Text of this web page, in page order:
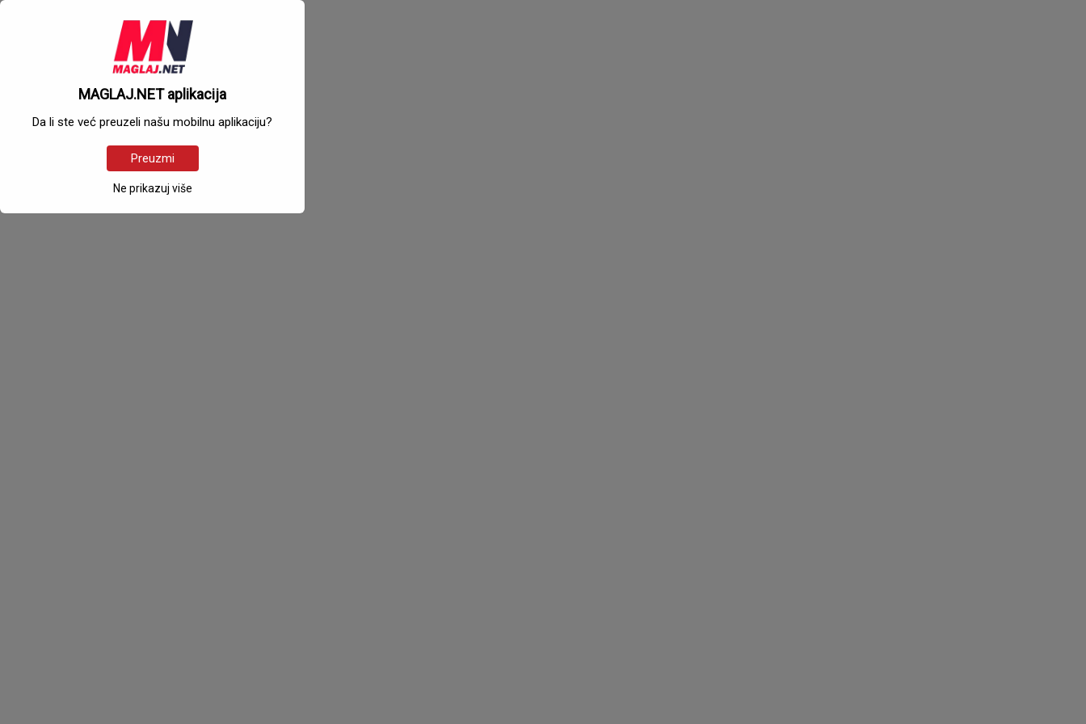
MAGLAJ.NET aplikacija
Da li ste već preuzeli našu mobilnu aplikaciju?
Preuzmi
Ne prikazuj više